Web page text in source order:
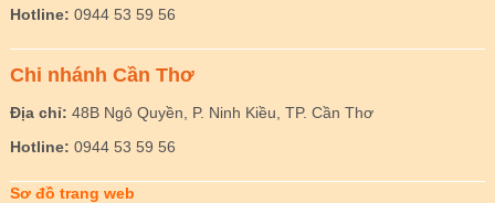
Hotline: 0944 53 59 56
Chi nhánh Cần Thơ
Địa chỉ: 48B Ngô Quyền, P. Ninh Kiều, TP. Cần Thơ
Hotline: 0944 53 59 56
Sơ đồ trang web